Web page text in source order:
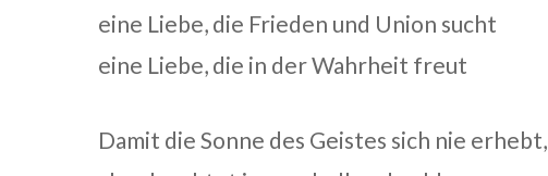
eine Liebe, die Frieden und Union sucht
eine Liebe, die in der Wahrheit freut
Damit die Sonne des Geistes sich nie erhebt,